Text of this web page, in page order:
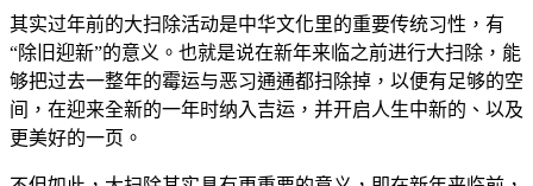
其实过年前的大扫除活动是中华文化里的重要传统习性，有
“除旧迎新”的意义。也就是说在新年来临之前进行大扫除，能
够把过去一整年的霉运与恶习通通都扫除掉，以便有足够的空
间，在迎来全新的一年时纳入吉运，并开启人生中新的、以及
更美好的一页。